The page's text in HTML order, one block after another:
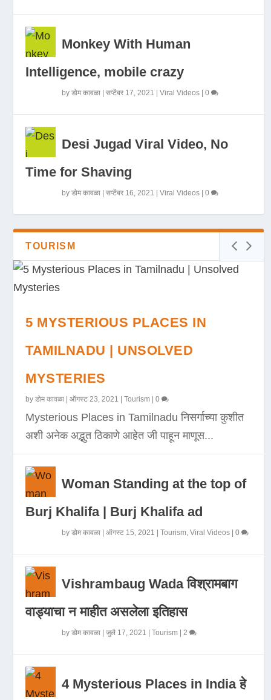
Monkey With Human
Intelligence, mobile crazy
byडोम कावळा |सप्टेंबर 17, 2021 |Viral Videos |0
Desi Jugad Viral Video, No
Time for Shaving
byडोम कावळा |सप्टेंबर 16, 2021 |Viral Videos |0
TOURISM
5 MYSTERIOUS PLACES IN
TAMILNADU | UNSOLVED
MYSTERIES
byडोम कावळा |ऑगस्ट 23, 2021 |Tourism |0
Mysterious Places in Tamilnadu निसर्गाच्या कुशीत
अशी अनेक अद्भुत ठिकाणे आहेत जी पाहून माणूस...
Woman Standing at the top of
Burj Khalifa | Burj Khalifa ad
byडोम कावळा |ऑगस्ट 15, 2021 |Tourism,Viral Videos |0
Vishrambaug Wada विश्रामबाग
वाड्याचा न माहीत असलेला इतिहास
byडोम कावळा |जुलै 17, 2021 |Tourism |2
4 Mysterious Places in India हे